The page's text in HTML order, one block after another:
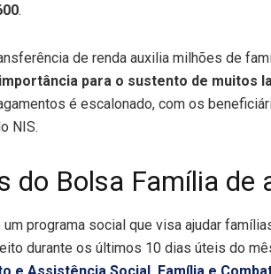
.
de renda auxilia milhões de
para o sustento de muitos
é escalonado, com os
NIS.
do Bolsa Família de
um programa social que visa ajudar
durante os últimos 10 dias úteis do